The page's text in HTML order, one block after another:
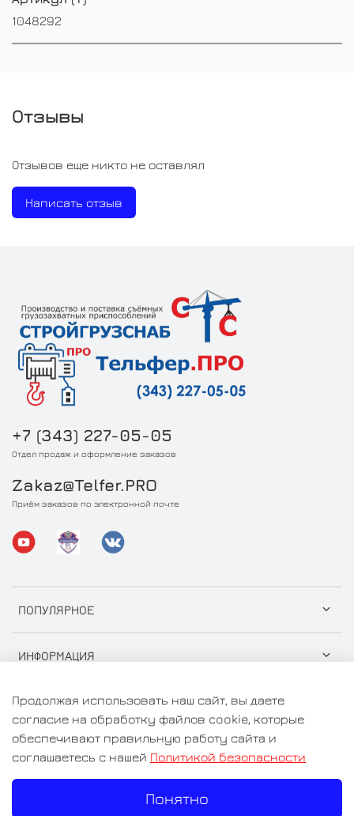
1048292
Отзывы
Отзывов еще никто не оставлял
Написать отзыв
ПОПУЛЯРНОЕ
ИНФОРМАЦИЯ
+7 (343) 227-05-05
Отдел продаж и оформление заказов
Zakaz@Telfer.PRO
Приём заказов по электронной почте
© 2026 ООО "СтройГрузСнаб" Любое использование
Цены на сайте носят информационный характер и не
Продолжая использовать наш сайт, вы даете
согласие на обработку файлов cookie, которые
обеспечивают правильную работу сайта и
соглашаетесь с нашей Политикой безопасности
Понятно